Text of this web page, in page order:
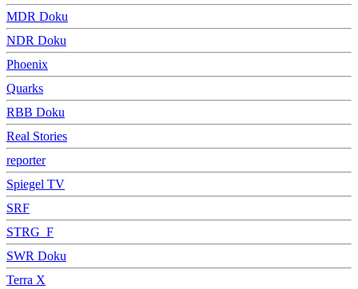
MDR Doku
NDR Doku
Phoenix
Quarks
RBB Doku
Real Stories
reporter
Spiegel TV
SRF
STRG_F
SWR Doku
Terra X